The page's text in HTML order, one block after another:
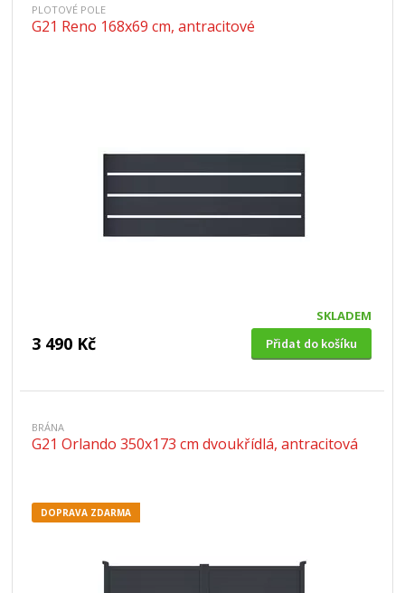
PLOTOVÉ POLE
G21 Reno 168x69 cm, antracitové
SKLADEM
3 490 Kč Přidat do košíku
BRÁNA
G21 Orlando 350x173 cm dvoukřídlá, antracitová
DOPRAVA ZDARMA